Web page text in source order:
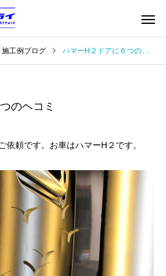
施工例ブログ ハマーH２ドアに６つのヘコミ
のヘコミ
依頼です。お車はハマーH２です。